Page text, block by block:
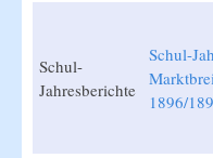
Schul-
Jahresberichte
Schul-
1896/